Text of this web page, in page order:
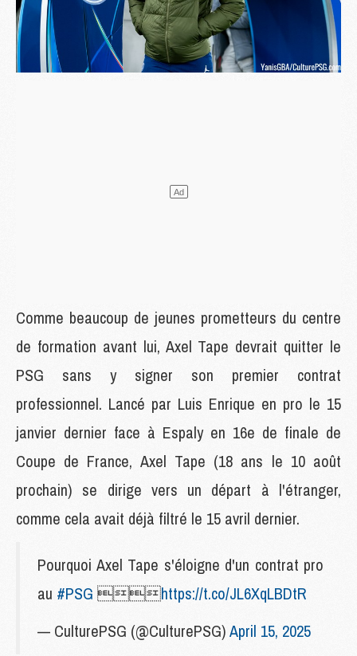
Comme beaucoup de jeunes prometteurs du centre
de formation avant lui, Axel Tape devrait quitter le
PSG sans y signer son premier contrat
professionnel. Lancé par Luis Enrique en pro le 15
janvier dernier face à Espaly en 16e de finale de
Coupe de France, Axel Tape (18 ans le 10 août
prochain) se dirige vers un départ à l'étranger,
comme cela avait déjà filtré le 15 avril dernier.
Pourquoi Axel Tape s'éloigne d'un contrat pro
au #PSG https://t.co/JL6XqLBDtR
— CulturePSG (@CulturePSG)April 15, 2025